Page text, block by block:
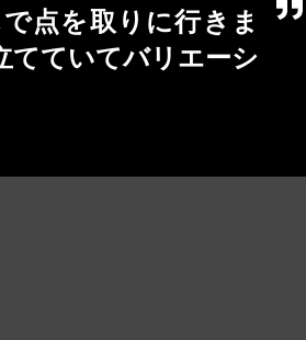
点を取りに行きま
てていてバリエーシ